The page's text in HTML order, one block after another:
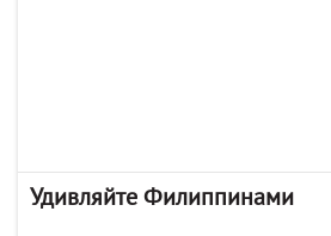
Удивляйте Филиппинами